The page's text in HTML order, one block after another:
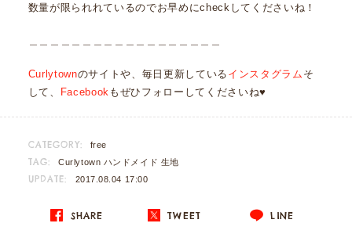
数量が限られれているのでお早めにcheckしてくださいね！
Curlytownのサイトや、毎日更新している インスタグラム そ
して、
Facebook もぜひフォローしてくださいね♥
CATEGORY: free
TAG: Curlytown ハンドメイド 生地
UPDATE: 2017.08.04 17:00
SHARE TWEET LINE